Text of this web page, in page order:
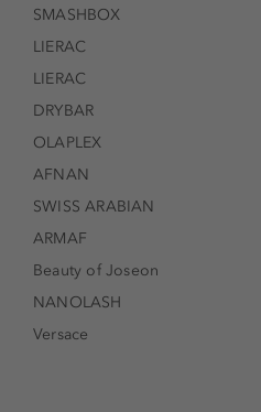
SMASHBOX
LIERAC
LIERAC
DRYBAR
OLAPLEX
AFNAN
SWISS ARABIAN
ARMAF
Beauty of Joseon
NANOLASH
Versace